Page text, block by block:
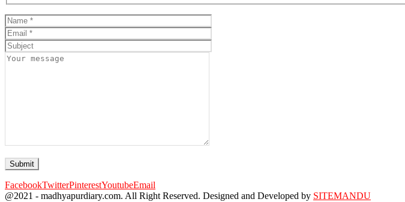
FacebookTwitterPinterestYoutubeEmail
@2021 - madhyapurdiary.com. All Right Reserved. Designed and Developed by SITEMANDU